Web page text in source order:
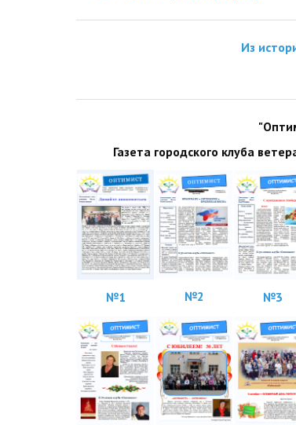
Из
Газета городского клуба
№1 №2 №3